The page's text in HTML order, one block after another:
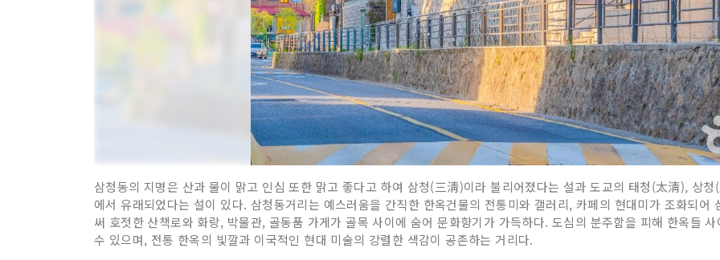
삼청동의 지명은 산과 물이 맑고 인심 또한 맑고 좋다고 하여 삼청(三淸)이라 불리어졌다는 설과 도교의 태청(太淸), 상
에서 유래되었다는 설이 있다. 삼청동거리는 예스러움을 간직한 한옥건물의 전통미와 갤러리, 카페의 현대미가 조화되어
써 호젓한 산책로와 화랑, 박물관, 골동품 가게가 골목 사이에 숨어 문화향기가 가득하다. 도심의 분주함을 피해 한옥들
수 있으며, 전통 한옥의 빛깔과 이국적인 현대 미술의 강렬한 색감이 공존하는 거리다.